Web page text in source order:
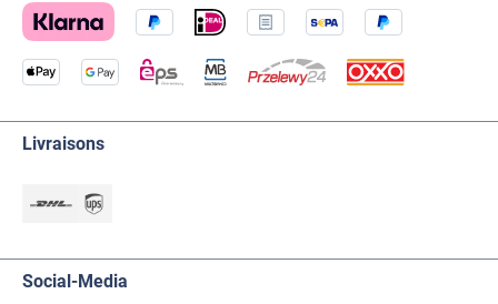
Livraisons
Social-Media